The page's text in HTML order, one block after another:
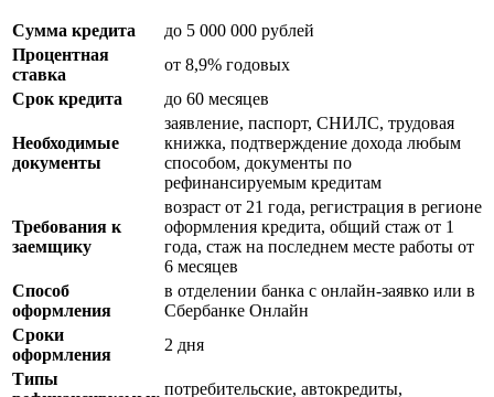
Сумма кредита
до 5 000 000 рублей
Процентная
ставка
от 8,9% годовых
Срок кредита
до 60 месяцев
Необходимые
документы
заявление, паспорт, СНИЛС, трудовая
книжка, подтверждение дохода любым
способом, документы по
рефинансируемым кредитам
Требования к
заемщику
возраст от 21 года, регистрация в регионе
оформления кредита, общий стаж от 1
года, стаж на последнем месте работы от
6 месяцев
Способ
оформления
в отделении банка с онлайн-заявко или в
Сбербанке Онлайн
Сроки
оформления
2 дня
Типы
потребительские, автокредиты,